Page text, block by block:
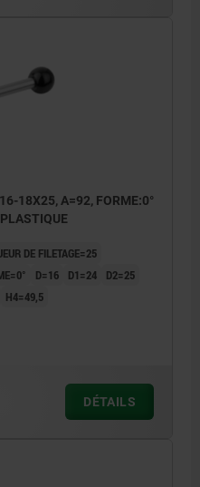
18X25, A=92, FORME:0°
DE FILETAGE=25
D=16 D1=24
D2=25
H4=49,5
DÉTAILS